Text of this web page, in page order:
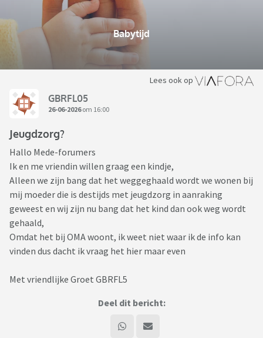
Babytijd
Lees ook op
GBRFL05
26-06-2026om 16:00
Jeugdzorg?
Hallo Mede-forumers
Ik en me vriendin willen graag een kindje,
Alleen we zijn bang dat het weggeghaald wordt we wonen bij
mij moeder die is destijds met jeugdzorg in aanraking
geweest en wij zijn nu bang dat het kind dan ook weg wordt
gehaald,
Omdat het bij OMA woont, ik weet niet waar ik de info kan
vinden dus dacht ik vraag het hier maar even
Met vriendlijke Groet GBRFL5
Deel dit bericht: